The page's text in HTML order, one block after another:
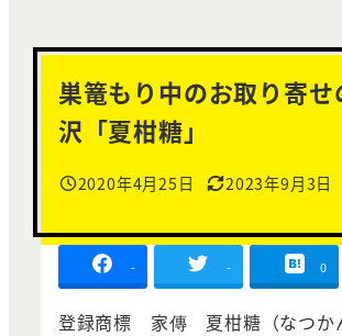
巣篭もり中のお取り寄
沢「夏柑糖」
投稿日
2020年4月25日
更新日
2023年9月3日
- - 0
登録商標 家傳 夏柑糖（なつか